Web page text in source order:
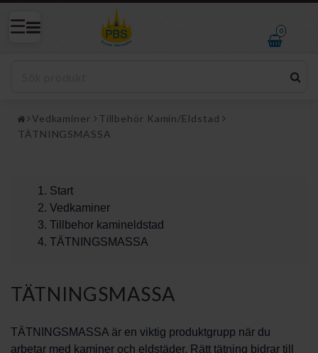
0
Vedkaminer
Tillbehör Kamin/Eldstad
TÄTNINGSMASSA
Start
Vedkaminer
Tillbehor kamineldstad
TÄTNINGSMASSA
TÄTNINGSMASSA
TÄTNINGSMASSA är en viktig produktgrupp när du
arbetar med kaminer och eldstäder. Rätt tätning bidrar till